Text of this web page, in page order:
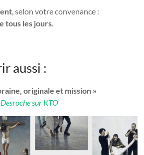
, selon votre convenance :
tous les jours.
aussi :
originale et mission »
sur KTO